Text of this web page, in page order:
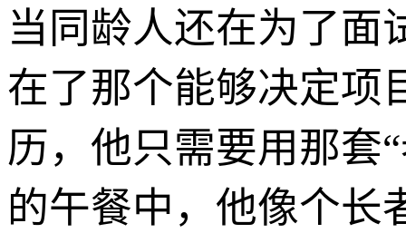
当同龄人还在为了面
在了那个能够决定项
历，他只需要用那
的午餐中，他像个长